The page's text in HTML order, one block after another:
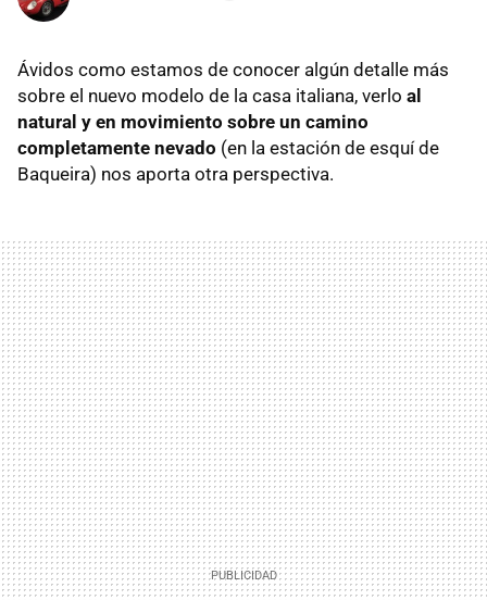
Ávidos como estamos de conocer algún detalle más
sobre el nuevo modelo de la casa italiana, verlo al
natural y en movimiento sobre un camino
completamente nevado (en la estación de esquí de
Baqueira) nos aporta otra perspectiva.